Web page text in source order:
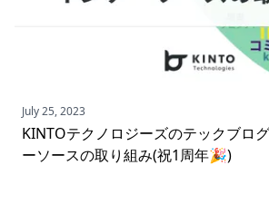
July 25, 2023
KINTOテクノロジーズのテックブロ
ーソースの取り組み(祝1周年🎉)